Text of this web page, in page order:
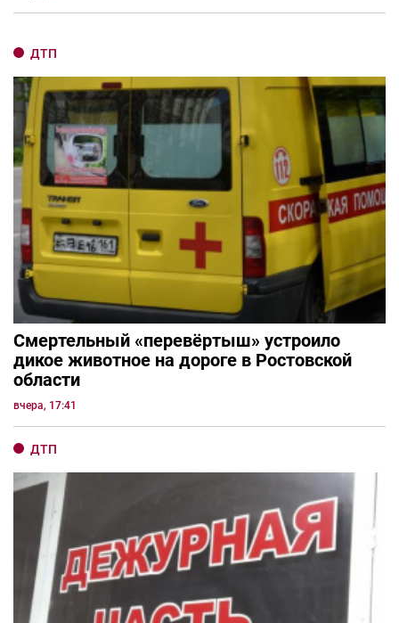
ДТП
Смертельный «перевёртыш» устроило
дикое животное на дороге в Ростовской
области
вчера, 17:41
ДТП